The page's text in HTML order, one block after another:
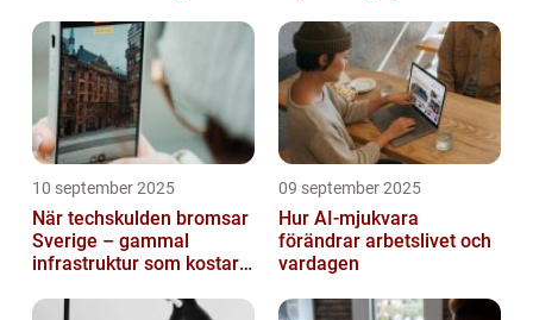
10 september 2025
När techskulden bromsar
Sverige – gammal
infrastruktur som kostar
09 september 2025
Hur AI-mjukvara
förändrar arbetslivet och
vardagen